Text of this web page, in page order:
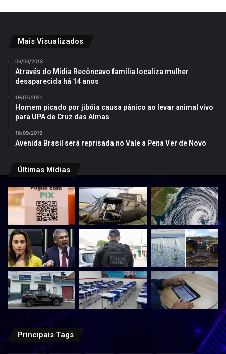
Mais Visualizados
06/06/2013
Através do Mídia Recôncavo família localiza mulher
desaparecida há 14 anos
19/07/2021
Homem picado por jibóia causa pânico ao levar animal vivo
para UPA de Cruz das Almas
16/09/2019
Avenida Brasil será reprisada no Vale a Pena Ver de Novo
Últimas Mídias
Principais Tags